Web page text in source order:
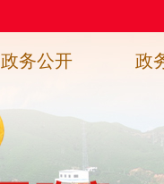
政务公开 政